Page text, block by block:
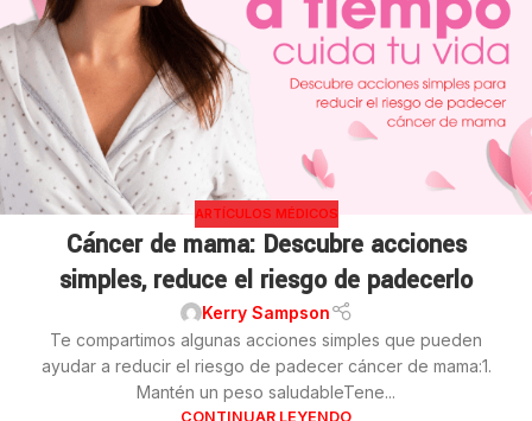
ARTÍCULOS MÉDICOS
Cáncer de mama: Descubre acciones
simples, reduce el riesgo de padecerlo
Kerry Sampson
Te compartimos algunas acciones simples que pueden
ayudar a reducir el riesgo de padecer cáncer de mama:1.
Mantén un peso saludableTene...
CONTINUAR LEYENDO